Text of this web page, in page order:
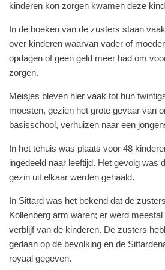
kinderen kon zorgen kwamen deze
In de boeken van de zusters staan
over kinderen waarvan vader of
opdagen of geen geld meer had om
zorgen.
Meisjes bleven hier vaak tot hun
moesten, gezien het grote gevaar van
basisschool, verhuizen naar een
In het tehuis was plaats voor 48
ingedeeld naar leeftijd. Het gevolg was
gezin uit elkaar werden gehaald.
In Sittard was het bekend dat de
Kollenberg arm waren; er werd
verblijf van de kinderen. De zusters
gedaan op de bevolking en de
royaal gegeven.